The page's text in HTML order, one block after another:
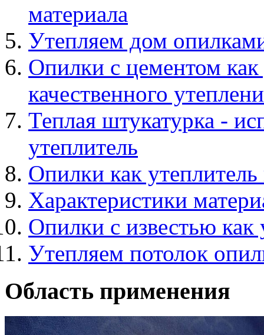
материала
Утепляем дом
Опилки с цементом как
качественного
Теплая штукатурка -
утеплитель
Опилки как
Характеристики
Опилки с известью как
Утепляем потолок
Область применения